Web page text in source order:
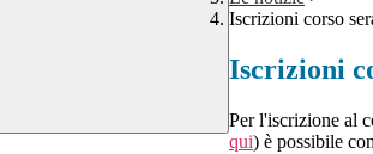
Iscrizioni corso
Iscrizioni
Per l'iscrizione al
qui) è possibile